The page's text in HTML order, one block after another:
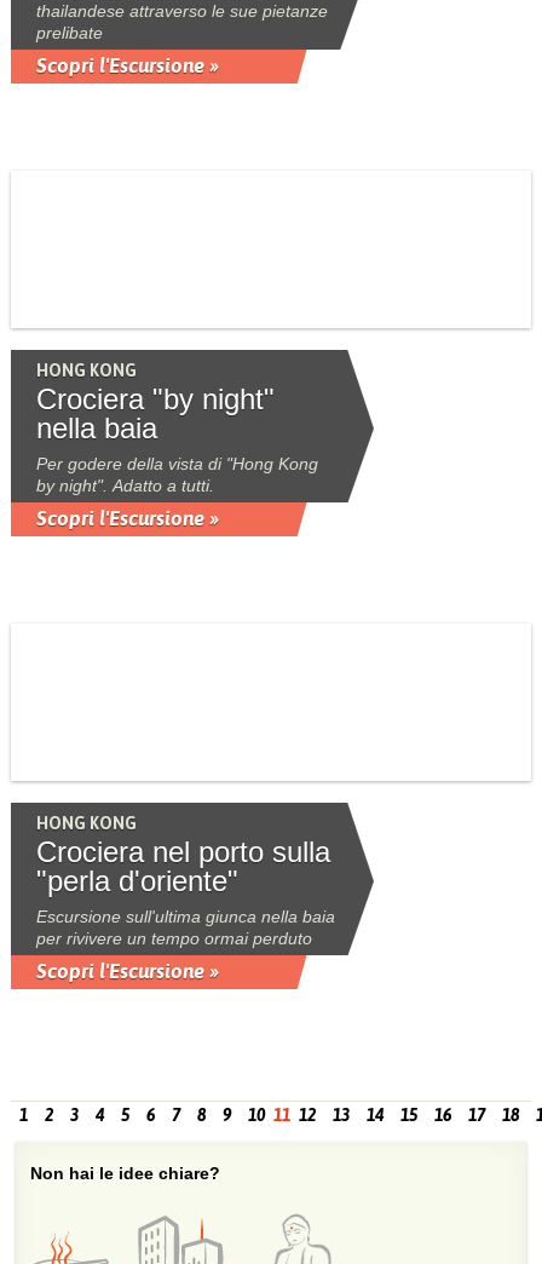
thailandese attraverso le sue pietanze
prelibate
Scopri l'Escursione »
HONG KONG
Crociera "by night"
nella baia
Per godere della vista di "Hong Kong
by night". Adatto a tutti.
Scopri l'Escursione »
HONG KONG
Crociera nel porto sulla
"perla d'oriente"
Escursione sull'ultima giunca nella baia
per rivivere un tempo ormai perduto
Scopri l'Escursione »
1 2 3 4 5 6 7 8 9 10 11 12 13 14 15 16 17 18
Non hai le idee chiare?